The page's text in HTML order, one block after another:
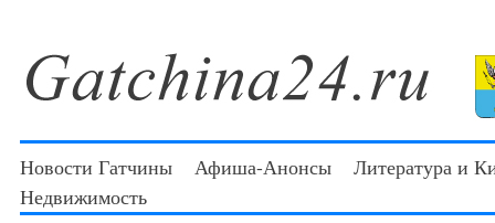
Новости Гатчины Афиша-Анонсы
Литература и
Недвижимость